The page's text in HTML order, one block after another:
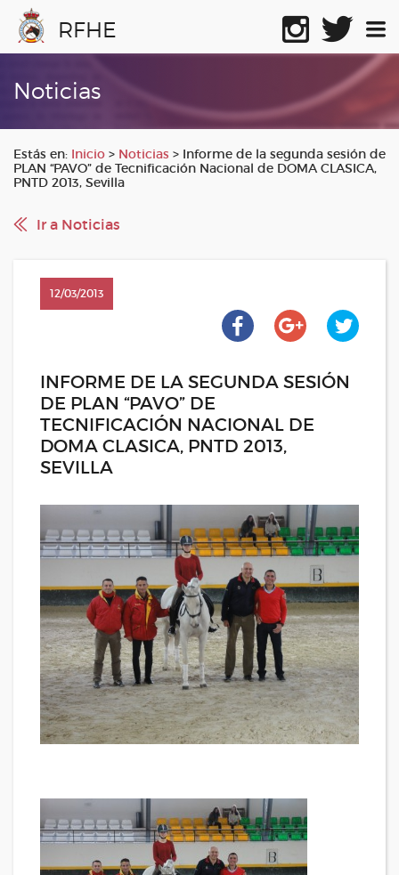
RFHE
Noticias
Estás en: Inicio > Noticias > Informe de la segunda sesión de
PLAN “PAVO” de Tecnificación Nacional de DOMA CLASICA,
PNTD 2013, Sevilla
Ir a Noticias
12/03/2013
INFORME DE LA SEGUNDA SESIÓN
DE PLAN “PAVO” DE
TECNIFICACIÓN NACIONAL DE
DOMA CLASICA, PNTD 2013,
SEVILLA